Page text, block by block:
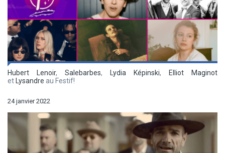
Hubert Lenoir, Salebarbes, Lydia Képinski,
Elliot Maginot
et Lysandre au Festif!
24 janvier 2022